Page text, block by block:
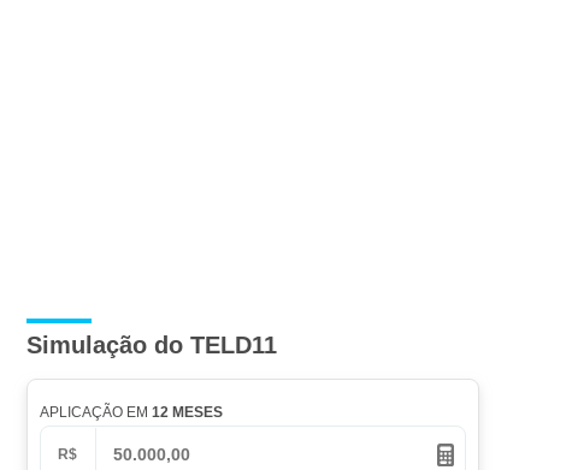
Simulação do TELD11
APLICAÇÃO EM12 MESES
R$